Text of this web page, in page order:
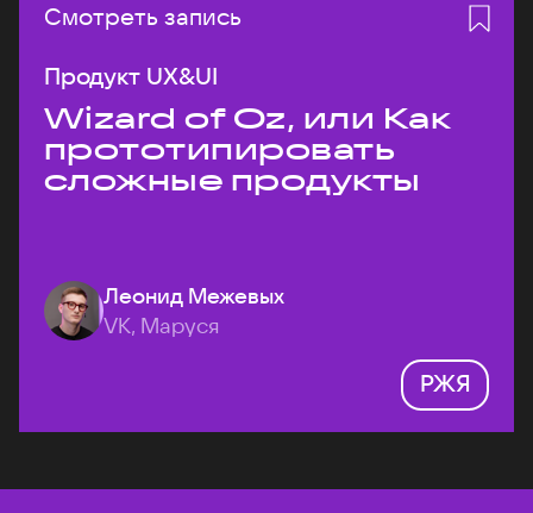
Смотреть запись
Продукт UX&UI
Wizard of Oz, или Как
прототипировать
сложные продукты
Леонид Межевых
VK, Маруся
РЖЯ